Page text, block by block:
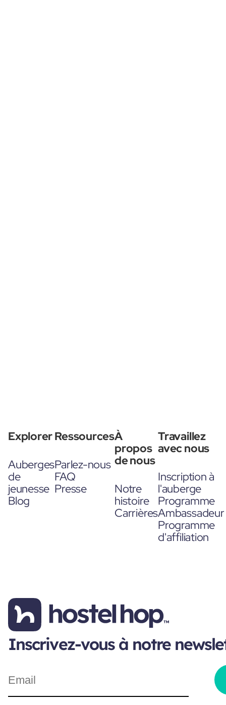
Explorer
Auberges
de
jeunesse
Blog
Ressources
Parlez-nous
FAQ
Presse
À
propos
de nous
Notre
histoire
Carrières
Travaillez
avec nous
Inscription à
l'auberge
Programme
Ambassadeur
Programme
d'affiliation
Inscrivez-vous à notre